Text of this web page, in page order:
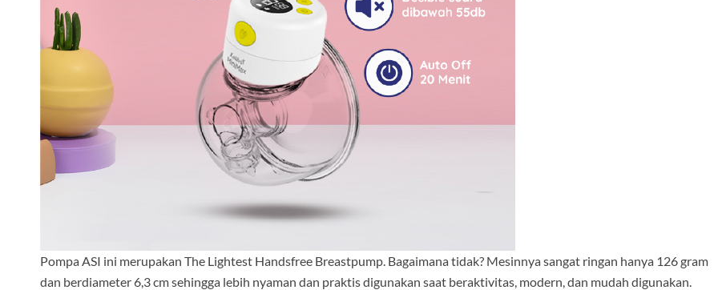
Pompa ASI ini merupakan The Lightest Handsfree Breastpump. Bagaimana tidak? Mesinnya sangat ringan hanya 126 gram
dan berdiameter 6,3 cm sehingga lebih nyaman dan praktis digunakan saat beraktivitas, modern, dan mudah digunakan.